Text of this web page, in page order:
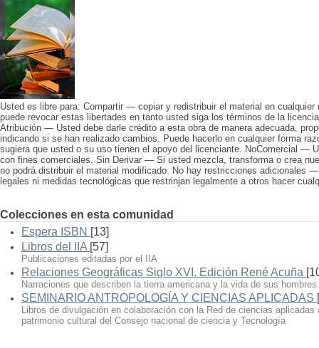
Usted es libre para: Compartir — copiar y redistribuir el material en
puede revocar estas libertades en tanto usted siga los términos de la
Atribución — Usted debe darle crédito a esta obra de manera adecuada,
indicando si se han realizado cambios. Puede hacerlo en cualquier forma
sugiera que usted o su uso tienen el apoyo del licenciante. NoComercial —
con fines comerciales. Sin Derivar — Si usted mezcla, transforma o crea
no podrá distribuir el material modificado. No hay restricciones adicionales
legales ni medidas tecnológicas que restrinjan legalmente a otros hacer
Colecciones en esta comunidad
Espera ISBN [13]
Libros del IIA [57]
Publicaciones editadas por el IIA
Relaciones Geográficas Siglo XVI. Edición René Acuña
Narraciones que describen la tierra americana y la vida de sus hombres.
SEMINARIO ANTROPOLOGÍA Y CIENCIAS APLICADAS
Libros de divulgación en colaboración con la Red de ciencias
patrimonio cultural del Consejo nacional de ciencia y Tecnología